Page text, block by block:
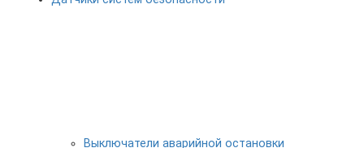
Выключатели аварийной остановки